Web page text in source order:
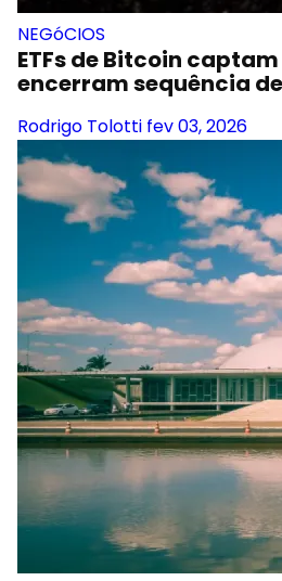
NEGóCIOS
ETFs de Bitcoin captam
encerram sequência
Rodrigo Tolotti fev 03, 2026